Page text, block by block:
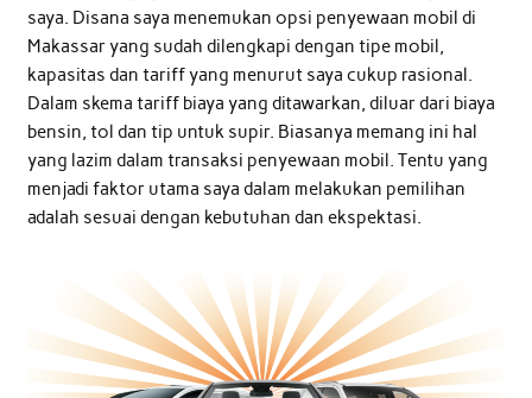
saya. Disana saya menemukan opsi penyewaan mobil di
Makassar yang sudah dilengkapi dengan tipe mobil,
kapasitas dan tariff yang menurut saya cukup rasional.
Dalam skema tariff biaya yang ditawarkan, diluar dari biaya
bensin, tol dan tip untuk supir. Biasanya memang ini hal
yang lazim dalam transaksi penyewaan mobil. Tentu yang
menjadi faktor utama saya dalam melakukan pemilihan
adalah sesuai dengan kebutuhan dan ekspektasi.